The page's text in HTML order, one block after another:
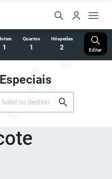
1
Quartos
1
Hóspedes
2 Editar